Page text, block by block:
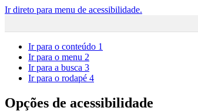
Ir direto para menu de acessibilidade.
Ir para o conteúdo 1
Ir para o menu 2
Ir para a busca 3
Ir para o rodapé 4
Opções de acessibilidade